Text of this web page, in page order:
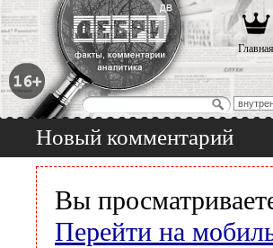
Главная
Новый комментарий
Вы
Перейти на